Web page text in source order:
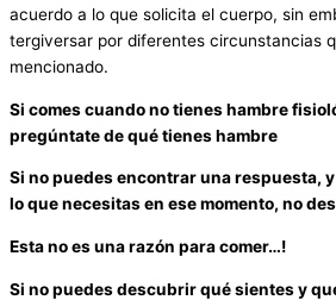
acuerdo a lo que solicita el cuerpo, sin
tergiversar por diferentes circunstancias
mencionado.
Si comes cuando no tienes hambre
pregúntate de qué tienes hambre
Si no puedes encontrar una respuesta,
lo que necesitas en ese momento, no
Esta no es una razón para comer…!
Si no puedes descubrir qué sientes y